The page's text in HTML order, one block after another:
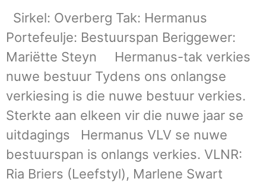
Sirkel: Overberg Tak: Hermanus
Portefeulje: Bestuurspan Beriggewer:
Mariëtte Steyn Hermanus-tak verkies
nuwe bestuur Tydens ons onlangse
verkiesing is die nuwe bestuur verkies.
Sterkte aan elkeen vir die nuwe jaar se
uitdagings Hermanus VLV se nuwe
bestuurspan is onlangs verkies. VLNR:
Ria Briers (Leefstyl), Marlene Swart